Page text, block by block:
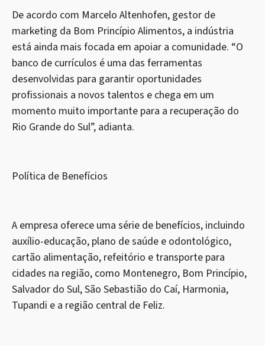
De acordo com Marcelo Altenhofen, gestor de
marketing da Bom Princípio Alimentos, a indústria
está ainda mais focada em apoiar a comunidade. “O
banco de currículos é uma das ferramentas
desenvolvidas para garantir oportunidades
profissionais a novos talentos e chega em um
momento muito importante para a recuperação do
Rio Grande do Sul”, adianta.
Política de Benefícios
A empresa oferece uma série de benefícios, incluindo
auxílio-educação, plano de saúde e odontológico,
cartão alimentação, refeitório e transporte para
cidades na região, como Montenegro, Bom Princípio,
Salvador do Sul, São Sebastião do Caí, Harmonia,
Tupandi e a região central de Feliz.